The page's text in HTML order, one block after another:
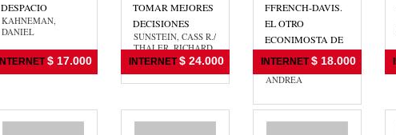
DESPACIO
KAHNEMAN,
DANIEL
INTERNET $ 17.000
TOMAR MEJORES
DECISIONES
SUNSTEIN, CASS R./
THALER, RICHARD
H.
INTERNET $ 24.000
FFRENCH-DAVIS.
EL OTRO
ECONIMOSTA DE
CHICAGO
COSTA-ALLENDES,
ANDREA
INTERNET $ 18.000